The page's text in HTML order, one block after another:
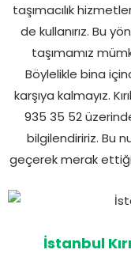
taşımacılık
de kullanırız. Bu
taşımamız
Böylelikle bina
karşıya kalmayız.
935 35 52
bilgilendiririz. Bu
geçerek merak
İstanbul